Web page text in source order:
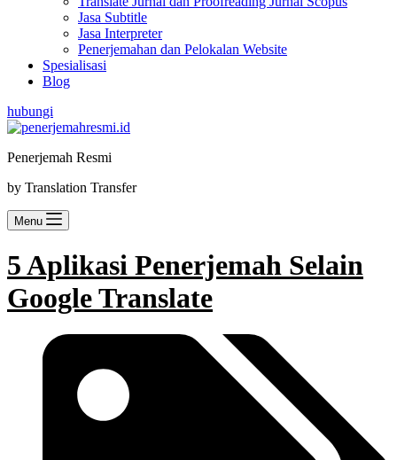
Jasa Subtitle
Jasa Interpreter
Penerjemahan dan Pelokalan Website
Spesialisasi
Blog
hubungi
Penerjemah Resmi
by Translation Transfer
Menu
5 Aplikasi Penerjemah Selain
Google Translate